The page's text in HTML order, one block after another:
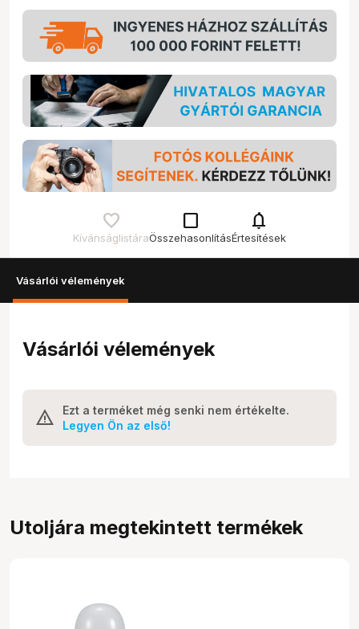
Kívánságlistára
check_box_outline_blank
Összehasonlítás
notifications
Értesítések
Vásárlói vélemények
Vásárlói vélemények
Ezt a terméket még senki nem értékelte.
Legyen Ön az első!
Utoljára megtekintett termékek